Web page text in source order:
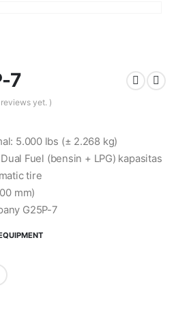
7
yet. )
5.000 lbs (± 2.268 kg)
Fuel (bensin + LPG) kapasitas
tire
mm)
G25P-7